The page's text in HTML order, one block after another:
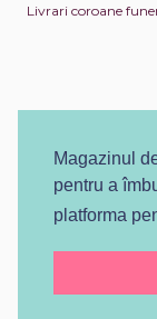
Livrari coroane
Magazinul
pentru a
platforma